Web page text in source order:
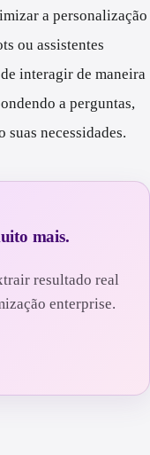
a personalização
ou assistentes
interagir de maneira
a perguntas,
necessidades.
mais.
resultado real
enterprise.